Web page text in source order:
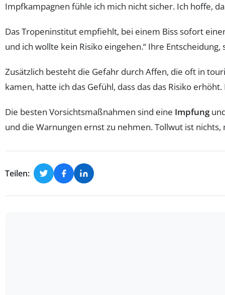
Impfkampagnen fühle ich mich nicht sicher. Ich hoffe,
Das Tropeninstitut empfiehlt, bei einem Biss sofort
und ich wollte kein Risiko eingehen.“ Ihre
Zusätzlich besteht die Gefahr durch Affen, die oft in
kamen, hatte ich das Gefühl, dass das das Risiko
Die besten Vorsichtsmaßnahmen sind eine Impfung
und die Warnungen ernst zu nehmen. Tollwut ist
Teilen: